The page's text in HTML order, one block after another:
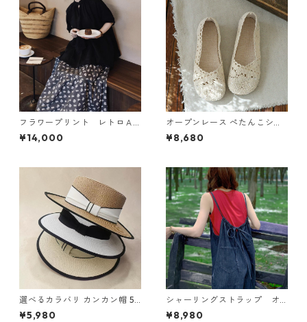
フラワープリント レトロＡ
ラインスカート N SLSK094
¥14,000
オープンレース ぺたんこシュ
ーズ 2col Y 260097
¥8,680
選べるカラバリ カンカン帽 5c
ol Y 260035
¥5,980
シャーリングストラップ オ
ーバーオール N CP021
¥8,980